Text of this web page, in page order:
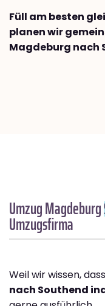
Füll am besten
planen wir
Magdeburg nach
Umzug Magdeburg
Umzugsfirma
Weil wir wissen, dass
nach Southend